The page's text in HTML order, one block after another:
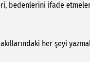
bedenlerini ifade
her şeyi